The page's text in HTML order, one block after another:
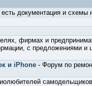
документация и схемы
фирмах и
с предложениями и
и iPhone- Форум по
самодельщиков